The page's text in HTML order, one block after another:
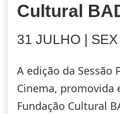
Cultural
31 JULHO |
A edição da Sessão
Cinema, promovida
Fundação Cultural